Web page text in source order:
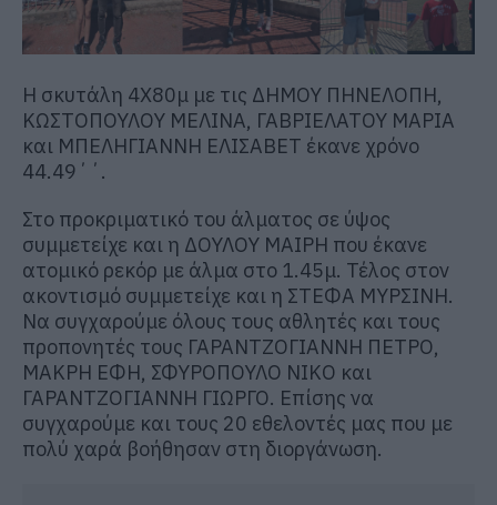
Η σκυτάλη 4Χ80μ με τις ΔΗΜΟΥ ΠΗΝΕΛΟΠΗ,
ΚΩΣΤΟΠΟΥΛΟΥ ΜΕΛΙΝΑ, ΓΑΒΡΙΕΛΑΤΟΥ ΜΑΡΙΑ
και ΜΠΕΛΗΓΙΑΝΝΗ ΕΛΙΣΑΒΕΤ έκανε χρόνο
44.49΄΄.
Στο προκριματικό του άλματος σε ύψος
συμμετείχε και η ΔΟΥΛΟΥ ΜΑΙΡΗ που έκανε
ατομικό ρεκόρ με άλμα στο 1.45μ. Τέλος στον
ακοντισμό συμμετείχε και η ΣΤΕΦΑ ΜΥΡΣΙΝΗ.
Να συγχαρούμε όλους τους αθλητές και τους
προπονητές τους ΓΑΡΑΝΤΖΟΓΙΑΝΝΗ ΠΕΤΡΟ,
ΜΑΚΡΗ ΕΦΗ, ΣΦΥΡΟΠΟΥΛΟ ΝΙΚΟ και
ΓΑΡΑΝΤΖΟΓΙΑΝΝΗ ΓΙΩΡΓΟ. Επίσης να
συγχαρούμε και τους 20 εθελοντές μας που με
πολύ χαρά βοήθησαν στη διοργάνωση.